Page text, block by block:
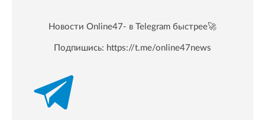
Новости Online47- в Telegram быстрее🚀
Подпишись: https://t.me/online47news